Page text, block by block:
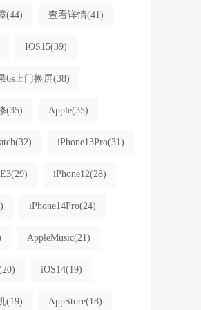
(44) 查看详情(41)
IOS15(39)
6s上门换屏(38)
(35) Apple(35)
(32) iPhone13Pro(31)
(29) iPhone12(28)
iPhone14Pro(24)
AppleMusic(21)
iOS14(19)
(19) AppStore(18)